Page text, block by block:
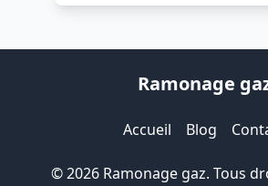
Ramonage
Accueil Blog
© 2026 Ramonage gaz. Tous